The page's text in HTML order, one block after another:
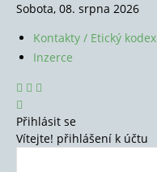
Sobota, 08. srpna 2026
Kontakty / Etický kodex
Inzerce
Přihlásit se
Vítejte! přihlášení k účtu